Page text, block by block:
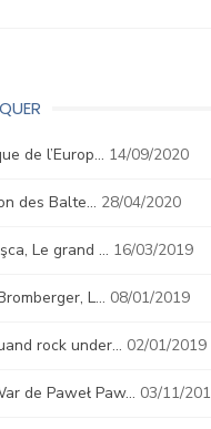
de l’Europ… 14/09/2020
des Balte… 28/04/2020
Le grand … 16/03/2019
L… 08/01/2019
rock under… 02/01/2019
de Paweł Paw… 03/11/